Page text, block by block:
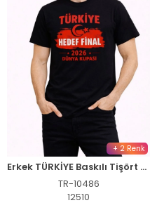
+ 2 Renk
Erkek TÜRKİYE Baskılı Tişört Ay Yıldız 2026 Dünya Kupası Taraftar Forma T-Shirt - Siyah
TR-10486
12510